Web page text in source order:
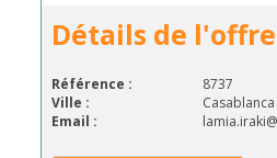
Détails de l'offre
Référence : 8737
Ville :
Casablanca
Email :